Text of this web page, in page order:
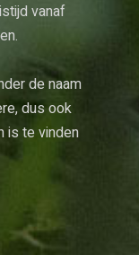
vanaf
de naam
dus ook
is te vinden